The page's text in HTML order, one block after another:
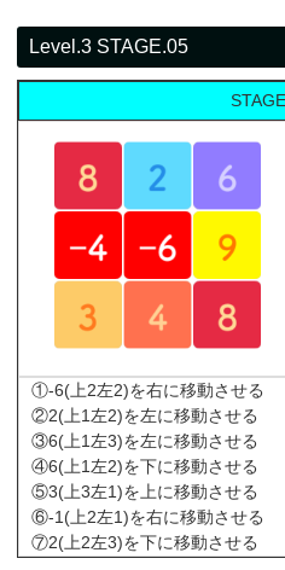
Level.3 STAGE.05
①-6(上2左2)を右に移動させる
②2(上1左2)を左に移動させる
③6(上1左3)を左に移動させる
④6(上1左2)を下に移動させる
⑤3(上3左1)を上に移動させる
⑥-1(上2左1)を右に移動させる
⑦2(上2左3)を下に移動させる